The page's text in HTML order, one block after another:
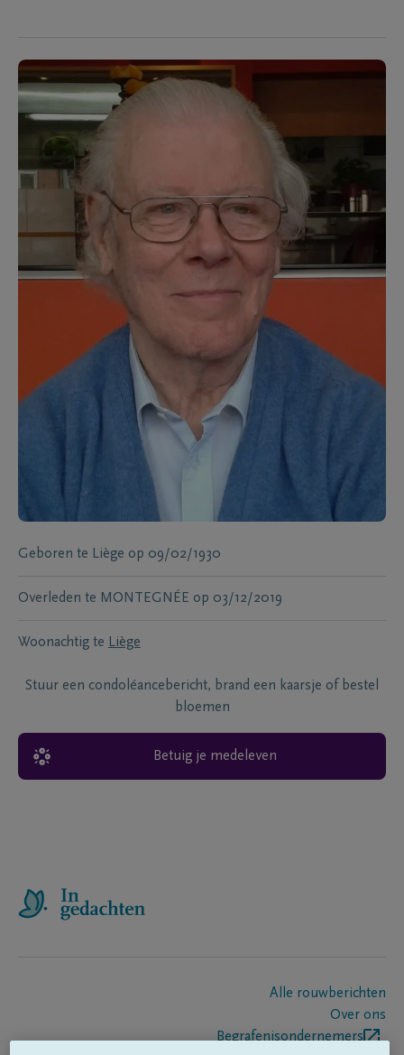
Geboren te Liège op 09/02/1930
Overleden te MONTEGNÉE op 03/12/2019
Woonachtig te Liège
Stuur een condoléancebericht, brand een kaarsje of bestel
bloemen
Betuig je medeleven
Alle rouwberichten
Over ons
Begrafenisondernemers